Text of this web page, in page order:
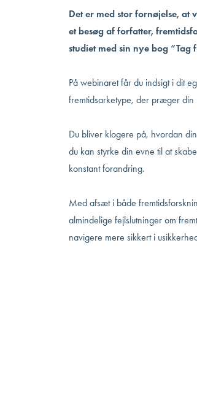
Det er med stor fornøjelse,
et besøg af forfatter,
studiet med sin nye bog “Tag
På webinaret får du indsigt i dit
fremtidsarketype, der præger
Du bliver klogere på, hvordan
du kan styrke din evne til at
konstant forandring.
Med afsæt i både
almindelige fejlslutninger om
navigere mere sikkert i